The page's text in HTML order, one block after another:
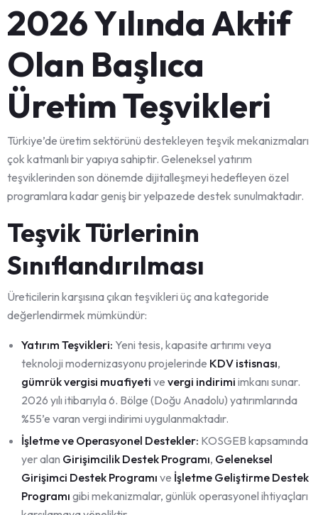
2026 Yılında Aktif
Olan Başlıca
Üretim Teşvikleri
Türkiye’de üretim sektörünü destekleyen teşvik mekanizmaları
çok katmanlı bir yapıya sahiptir. Geleneksel yatırım
teşviklerinden son dönemde dijitalleşmeyi hedefleyen özel
programlara kadar geniş bir yelpazede destek sunulmaktadır.
Teşvik Türlerinin
Sınıflandırılması
Üreticilerin karşısına çıkan teşvikleri üç ana kategoride
değerlendirmek mümkündür:
Yatırım Teşvikleri: Yeni tesis, kapasite artırımı veya
teknoloji modernizasyonu projelerinde KDV istisnası,
gümrük vergisi muafiyeti ve vergi indirimi imkanı sunar.
2026 yılı itibarıyla 6. Bölge (Doğu Anadolu) yatırımlarında
%55’e varan vergi indirimi uygulanmaktadır.
İşletme ve Operasyonel Destekler: KOSGEB kapsamında
yer alan Girişimcilik Destek Programı, Geleneksel
Girişimci Destek Programı ve İşletme Geliştirme Destek
Programı gibi mekanizmalar, günlük operasyonel ihtiyaçları